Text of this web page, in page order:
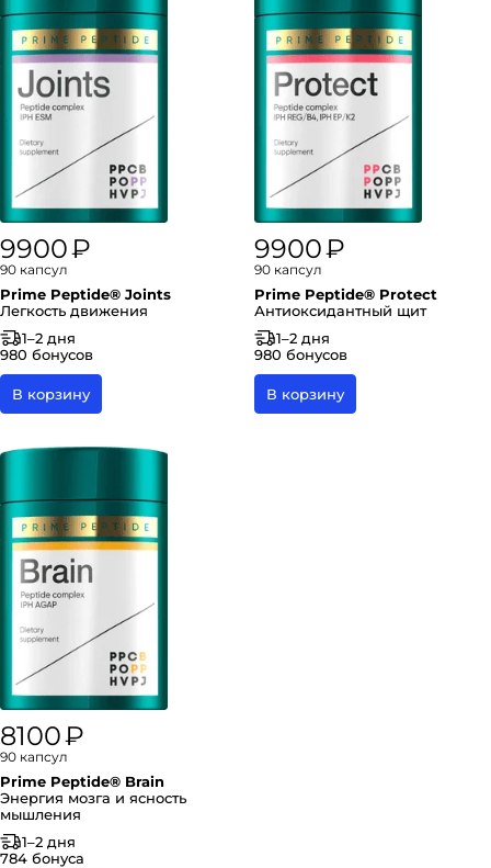
9900 ₽
90 капсул
Prime Peptide® Joints
Легкость движения
1–2 дня
980 бонусов
В корзину
9900 ₽
90 капсул
Prime Peptide® Protect
Антиоксидантный щит
1–2 дня
980 бонусов
В корзину
8100 ₽
90 капсул
Prime Peptide® Brain
Энергия мозга и ясность
мышления
1–2 дня
784 бонуса